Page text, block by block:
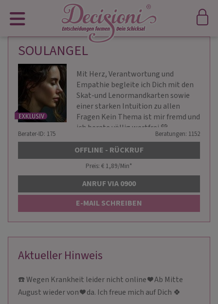
SOULANGEL
Mit Herz, Verantwortung und
Empathie begleite ich Dich mit den
Skat-und Lenormandkarten sowie
einer starken Intuition zu allen
Fragen Kein Thema ist mir fremd und
ich berate völlig wertfrei 💚
Berater-ID: 175 Beratungen: 1152
OFFLINE - RÜCKRUF
Preis: € 1,89/Min*
ANRUF VIA 0900
E-MAIL SCHREIBEN
Aktueller Hinweis
☎️ Wegen Krankheit leider nicht online ❤️ Ab Mitte
August wieder von ❤️ da. Ich freue mich auf Dich 🍀